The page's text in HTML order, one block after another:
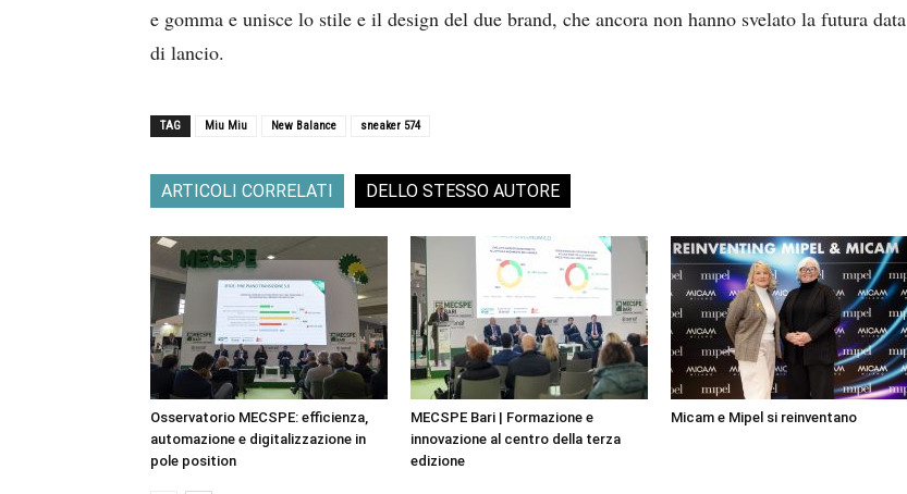
e gomma e unisce lo stile e il design del due brand, che ancora non hanno svelato la futura data
di lancio.
TAG Miu Miu New Balance sneaker 574
ARTICOLI CORRELATI DELLO STESSO AUTORE
Osservatorio MECSPE: efficienza,
automazione e digitalizzazione in
pole position
MECSPE Bari | Formazione e
innovazione al centro della terza
edizione
Micam e Mipel si reinventano